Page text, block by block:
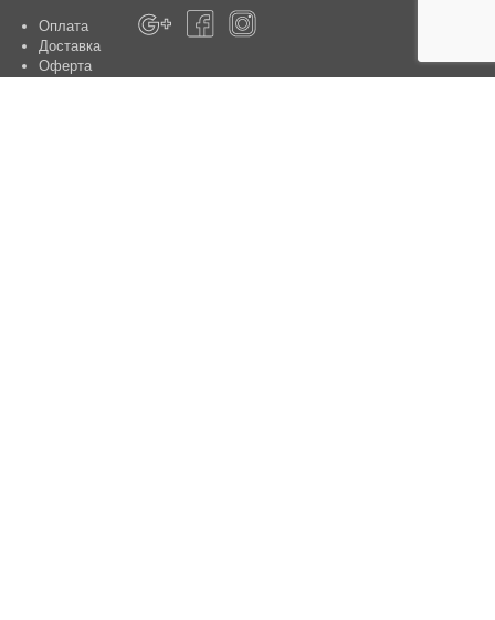
Оплата
Доставка
Оферта